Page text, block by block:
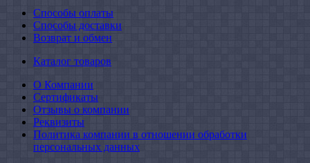
Способы оплаты
Способы доставки
Возврат и обмен
Каталог товаров
О Компании
Сертификаты
Отзывы о компании
Реквизиты
Политика компании в отношении обработки
персональных данных